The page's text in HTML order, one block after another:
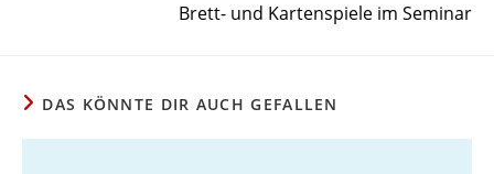
Brett- und Karten­spiele im Seminar
DAS KÖNNTE DIR AUCH GEFALLEN